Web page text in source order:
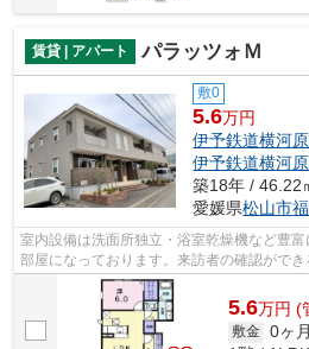
賃貸 | アパート パラッツォＭ
敷0
5.6万円
伊予鉄道横河
伊予鉄道横河
築18年 / 46.22
愛媛県松山市
室内設備は洗面所独立・浴室乾燥機など豊
部屋になっております。来訪者の確認ができ
です。収納はウォークインクロゼット...
5.6万円 (
敷金 0ヶ月